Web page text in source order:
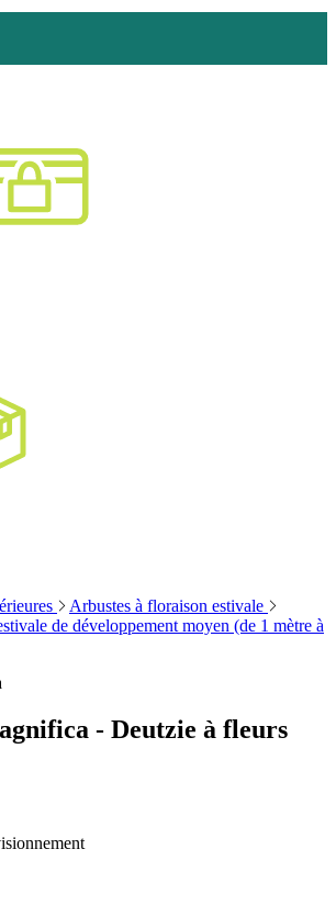
Arbustes à floraison estivale
de développement moyen (de 1 mètre à
- Deutzie à fleurs